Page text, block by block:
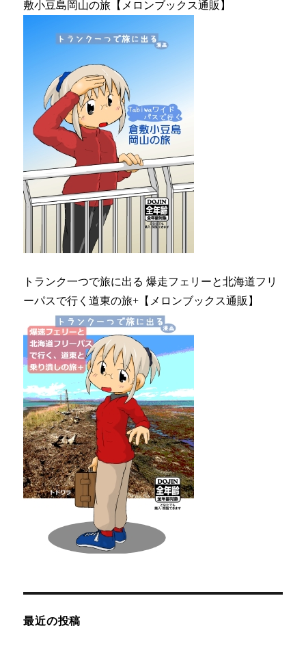
敷小豆島岡山の旅【メロンブックス通販】
トランク一つで旅に出る 爆走フェリーと北海道フリ
ーパスで行く道東の旅+【メロンブックス通販】
最近の投稿